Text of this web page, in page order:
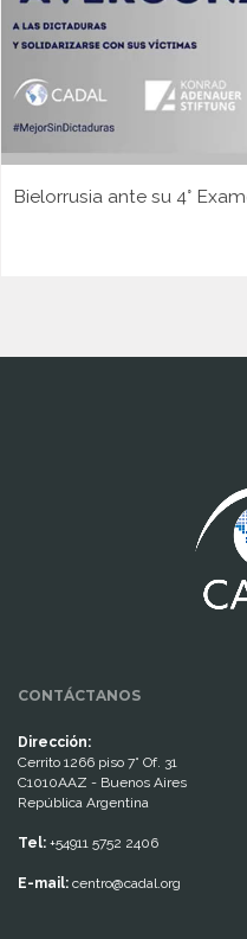
Bielorrusia ante su 4°
CONTÁCTANOS
Dirección:
Cerrito 1266 piso 7° Of. 31
C1010AAZ - Buenos Aires
República Argentina
Tel: +54911 5752 2406
E-mail: centro@cadal.org